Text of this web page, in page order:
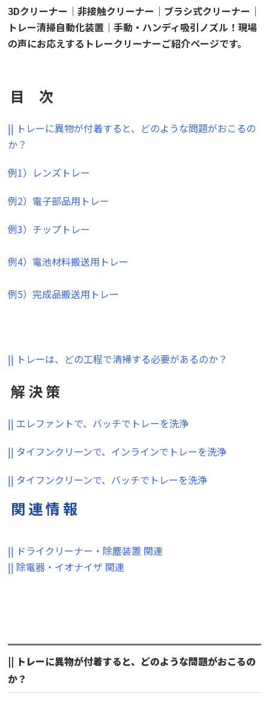
3Dクリーナー｜非接触クリーナー｜ブラシ式クリーナー｜
トレー清掃自動化装置｜手動・ハンディ吸引ノズル！現場
の声にお応えするトレークリーナーご紹介ページです。
目 次
|| トレーに異物が付着すると、どのような問題がおこるの
か？
例1）レンズトレー
例2）電子部品用トレー
例3）チップトレー
例4）電池材料搬送用トレー
例5）完成品搬送用トレー
|| トレーは、どの工程で清掃する必要があるのか？
解 決 策
|| エレファントで、バッチでトレーを洗浄
|| タイフンクリーンで、インラインでトレーを洗浄
|| タイフンクリーンで、バッチでトレーを洗浄
関 連 情 報
|| ドライクリーナー・除塵装置 関連
|| 除電器・イオナイザ 関連
|| トレーに異物が付着すると、どのような問題がおこるの
か？